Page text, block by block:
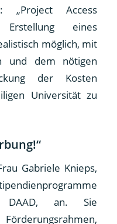
„Project Access
eines
möglich, mit
und dem nötigen
der Kosten
Universität zu
Gabriele Knieps,
DAAD, an. Sie